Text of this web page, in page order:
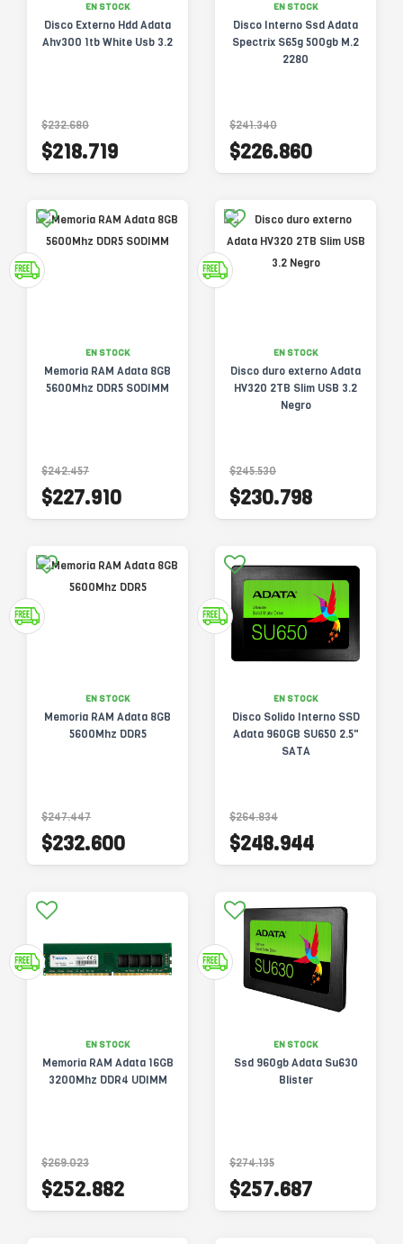
EN STOCK
Disco Externo Hdd Adata
Ahv300 1tb White Usb 3.2
$232.680
$218.719
EN STOCK
Disco Interno Ssd Adata
Spectrix S65g 500gb M.2
2280
$241.340
$226.860
EN STOCK
Memoria RAM Adata 8GB
5600Mhz DDR5 SODIMM
$242.457
$227.910
EN STOCK
Disco duro externo Adata
HV320 2TB Slim USB 3.2
Negro
$245.530
$230.798
EN STOCK
Memoria RAM Adata 8GB
5600Mhz DDR5
$247.447
$232.600
EN STOCK
Disco Solido Interno SSD
Adata 960GB SU650 2.5"
SATA
$264.834
$248.944
EN STOCK
Memoria RAM Adata 16GB
3200Mhz DDR4 UDIMM
$269.023
$252.882
EN STOCK
Ssd 960gb Adata Su630
Blister
$274.135
$257.687